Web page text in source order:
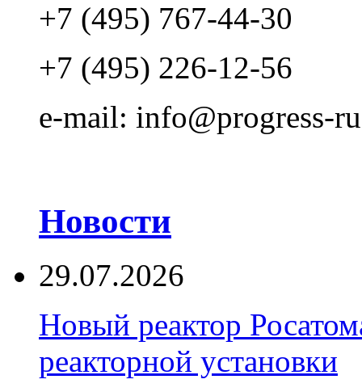
+7 (495) 767-44-30
+7 (495) 226-12-56
e-mail: info@progress-
Новости
29.07.2026
Новый реактор
реакторной установки